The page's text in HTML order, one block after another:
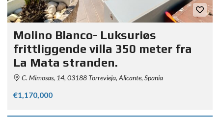
Molino Blanco- Luksuriøs
frittliggende villa 350 meter fra
La Mata stranden.
C. Mimosas, 14, 03188 Torrevieja, Alicante, Spania
€1,170,000